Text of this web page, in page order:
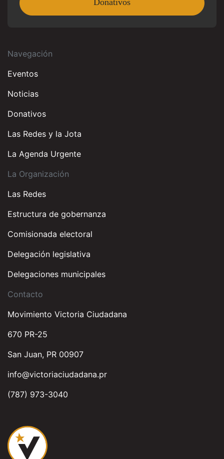
Donativos
Navegación
Eventos
Noticias
Donativos
Las Redes y la Jota
La Agenda Urgente
La Organización
Las Redes
Estructura de gobernanza
Comisionada electoral
Delegación legislativa
Delegaciones municipales
Contacto
Movimiento Victoria Ciudadana
670 PR-25
San Juan, PR 00907
info@victoriaciudadana.pr
(787) 973-3040